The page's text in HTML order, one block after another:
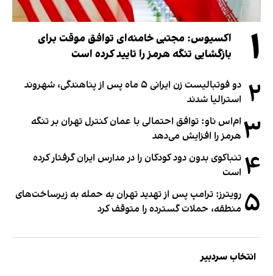
۱
اکسیوس: مجتبی خامنه‌ای توافق موقت برای
بازگشایی تنگه هرمز را تایید کرده است
۲
دو فوتبالیست زن ایرانی ۵ ماه پس از پناهندگی، شهروند
استرالیا شدند
۳ ام‌اس ناو: توافق احتمالی با عمان کنترل تهران بر تنگه
هرمز را افزایش می‌دهد
۴ تنباکوی بدون دود کودکان را در مدارس ایران گرفتار کرده
است
۵ رویترز: ترامپ پس از تهدید تهران به حمله به زیرساخت‌های
منطقه، حملات گسترده را متوقف کرد
انتخاب سردبیر